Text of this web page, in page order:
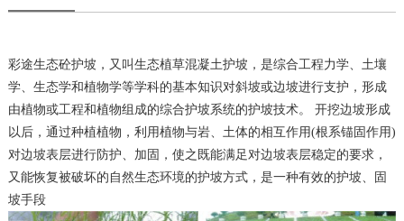
彩途生态砼护坡，又叫生态植草混凝土护坡，是综合工程力学、土壤
学、生态学和植物学等学科的基本知识对斜坡或边坡进行支护，形成
由植物或工程和植物组成的综合护坡系统的护坡技术。 开挖边坡形成
以后，通过种植植物，利用植物与岩、土体的相互作用(根系锚固作用)
对边坡表层进行防护、加固，使之既能满足对边坡表层稳定的要求，
又能恢复被破坏的自然生态环境的护坡方式，是一种有效的护坡、固
坡手段